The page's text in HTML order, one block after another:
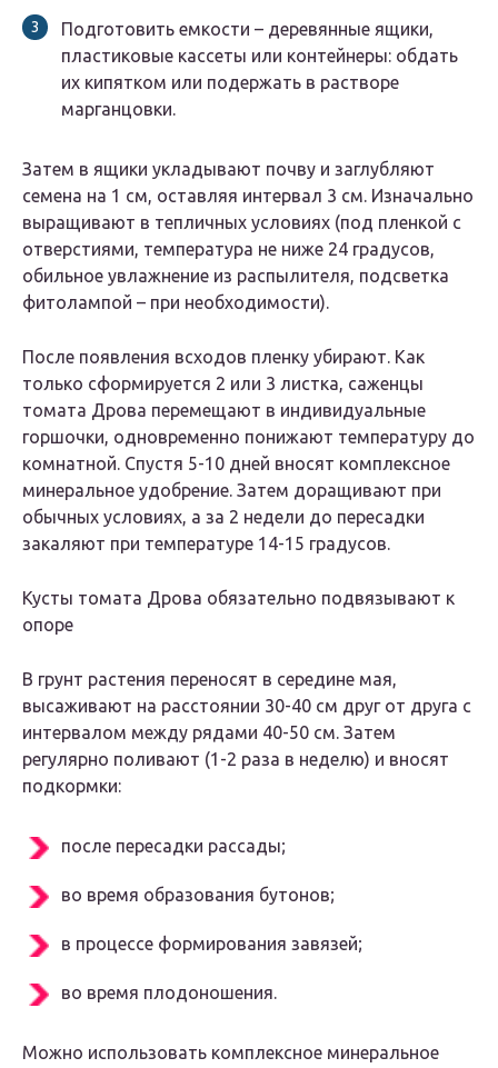
Подготовить емкости – деревянные ящики,
пластиковые кассеты или контейнеры: обдать
их кипятком или подержать в растворе
марганцовки.
Затем в ящики укладывают почву и заглубляют
семена на 1 см, оставляя интервал 3 см. Изначально
выращивают в тепличных условиях (под пленкой с
отверстиями, температура не ниже 24 градусов,
обильное увлажнение из распылителя, подсветка
фитолампой – при необходимости).
После появления всходов пленку убирают. Как
только сформируется 2 или 3 листка, саженцы
томата Дрова перемещают в индивидуальные
горшочки, одновременно понижают температуру до
комнатной. Спустя 5-10 дней вносят комплексное
минеральное удобрение. Затем доращивают при
обычных условиях, а за 2 недели до пересадки
закаляют при температуре 14-15 градусов.
Кусты томата Дрова обязательно подвязывают к
опоре
В грунт растения переносят в середине мая,
высаживают на расстоянии 30-40 см друг от друга с
интервалом между рядами 40-50 см. Затем
регулярно поливают (1-2 раза в неделю) и вносят
подкормки:
после пересадки рассады;
во время образования бутонов;
в процессе формирования завязей;
во время плодоношения.
Можно использовать комплексное минеральное